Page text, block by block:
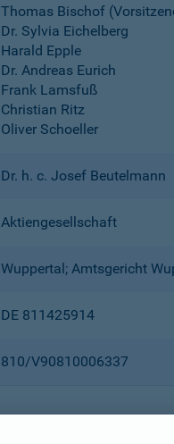
Thomas Bischof
Dr. Sylvia Eichelberg
Harald Epple
Dr. Andreas Eurich
Frank Lamsfuß
Christian Ritz
Oliver Schoeller
Dr. h. c. Josef Beutelmann
Aktiengesellschaft
Wuppertal; Amtsgericht
DE 811425914
810/V90810006337